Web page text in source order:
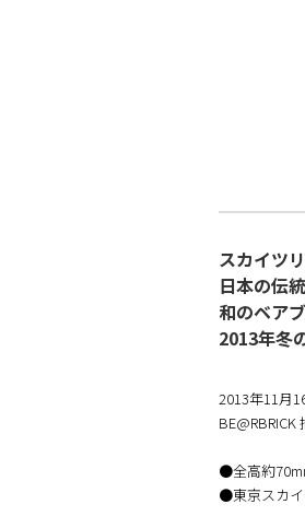
スカイツ
日本の伝
和のベア
2013年冬
2013年11月
●全高約
●東京スカイ